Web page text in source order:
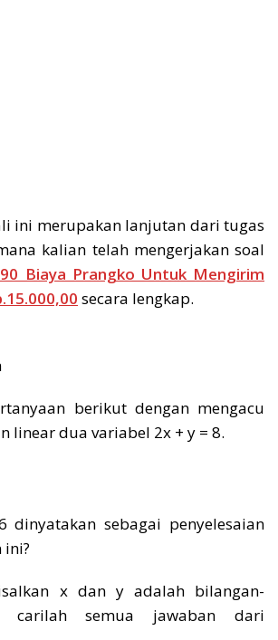
ini merupakan lanjutan dari tugas
kalian telah mengerjakan soal
Biaya Prangko Untuk Mengirim
secara lengkap.
berikut dengan mengacu
linear dua variabel 2x + y = 8.
dinyatakan sebagai penyelesaian
x dan y adalah bilangan-
carilah semua jawaban dari